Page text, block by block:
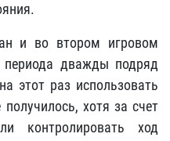
и во втором игровом
периода дважды подряд
этот раз использовать
хотя за счет
контролировать ход